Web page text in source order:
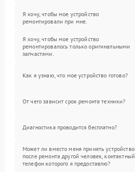
Я хочу, чтобы мое устройство
ремонтировали при мне.
Я хочу, чтобы мое устройство
ремонтировалось только оригинальными
запчастями.
Как я узнаю, что мое устройство готово?
От чего зависит срок ремонта техники?
Диагностика проводится бесплатно?
Может ли вместо меня принять устройство
после ремонта другой человек, контактный
телефон которого я предоставлю?